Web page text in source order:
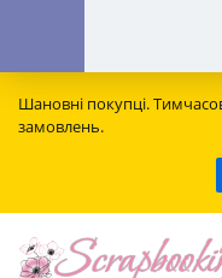
Шановні покупці.
замовлень.